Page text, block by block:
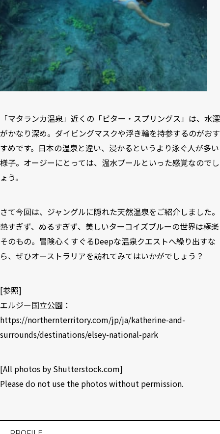
「マタランカ温泉」近くの「ビター・スプリングス」は、水深
がかなり深め。ダイビングマスクや浮き輪を持参するのがおす
すめです。日本の温泉と違い、浸かるというより泳ぐ人が多い
様子。オージーにとっては、温水プールといった感覚なのでし
ょう。
さて今回は、ジャングルに隠れた天然温泉をご紹介しました。
熱すぎず、ぬるすぎず、美しいターコイズブルーの世界は極楽
そのもの。冒険心くすぐるDeepな温泉クエストへ繰り出すな
ら、ぜひオーストラリアを訪れてみてはいかがでしょう？
[参照]
エルジー国立公園：
https://northernterritory.com/jp/ja/katherine-and-
surrounds/destinations/elsey-national-park
[All photos by Shutterstock.com]
Please do not use the photos without permission.